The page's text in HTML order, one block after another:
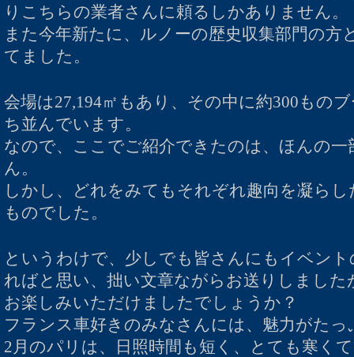
りこちらの業者さんに頼るしかありません。
また今年新たに、ルノーの歴史収集部門の方
てました。
会場は27,194㎡もあり、その中に約300もの
ち並んでいます。
なので、ここでご紹介できたのは、ほんの
ん。
しかし、どれをみてもそれぞれ趣向を凝ら
ものでした。
というわけで、少しでも皆さんにもイベン
ればと思い、拙い文章ながらお送りしました
お楽しみいただけましたでしょうか？
フランス車好きのみなさんには、魅力がた
2月のパリは、日照時間も短く、とても寒く